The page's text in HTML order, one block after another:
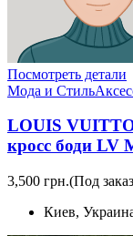
Посмотреть детали
Мода и Стиль
LOUIS
кросс боди LV
3,500 грн.(Под
Киев,